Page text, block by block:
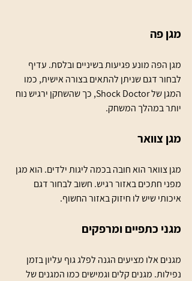
מגן פה
מגן הפה מונע פגיעות בשיניים ובלסת. עדיף
לבחור דגם שניתן להתאים בצורה אישית, כמו
המגן של Shock Doctor, כך שהשחקן ירגיש נוח
יותר במהלך המשחק.
מגן צוואר
מגן צוואר הוא חובה בכמה ליגות ילדים. הוא מגן
מפני חתכים באזור רגיש. חשוב לבחור דגם
איכותי שיש לו חיזוק באזור החשוף.
מגני כתפיים ומרפקים
מגנים אלו מציעים הגנה לפלג גוף עליון בזמן
נפילות. מגנים קלים וגמישים כמו המגנים של